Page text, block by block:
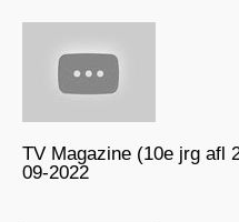
TV Magazine (10e jrg afl
09-2022